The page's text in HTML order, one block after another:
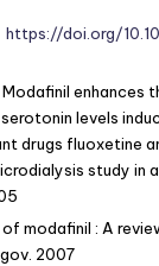
https://doi.org/
Modafinil enhances
levels
drugs fluoxetine
study in
of modafinil : A
2007